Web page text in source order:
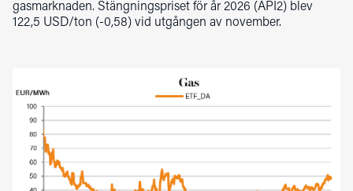
gasmarknaden. Stängningspriset för år 2026 (API2) blev
122,5 USD/ton (-0,58) vid utgången av november.